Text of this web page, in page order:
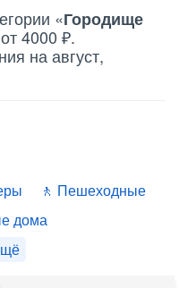
«Городище
4000 ₽.
на август,
Пешеходные
дома